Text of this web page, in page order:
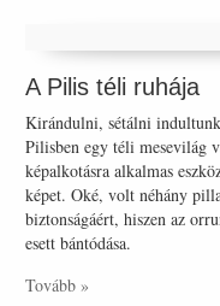
A Pilis téli ruhája
Kirándulni, sétálni
Pilisben egy téli mesevilág
képalkotásra alkalmas
képet. Oké, volt néhány
biztonságáért, hiszen az
esett bántódása.
Tovább »